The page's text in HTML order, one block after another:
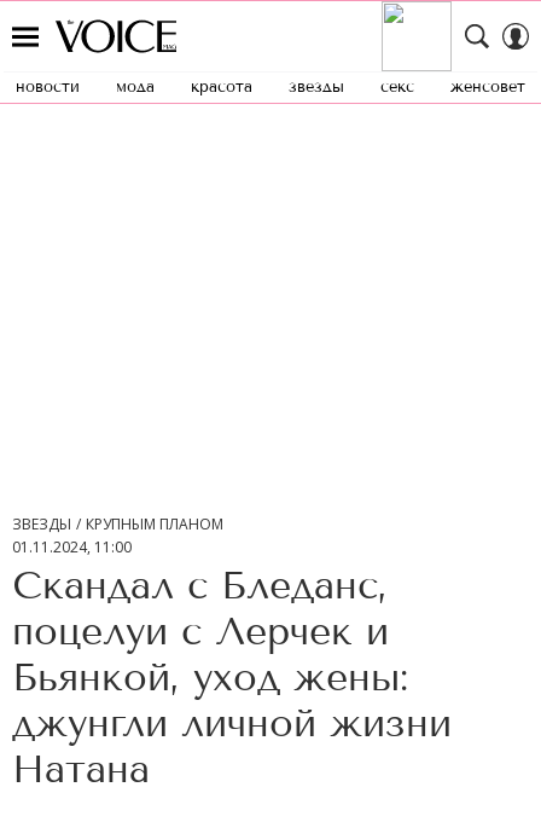
новости мода красота звезды секс женсовет
ЗВЕЗДЫ
КРУПНЫМ ПЛАНОМ
01.11.2024, 11:00
Скандал с Бледанс,
поцелуи с Лерчек и
Бьянкой, уход жены:
джунгли личной жизни
Натана